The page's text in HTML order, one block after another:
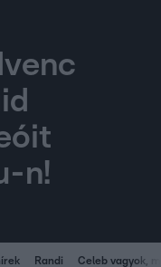
n!
Randi Celeb vagyok,